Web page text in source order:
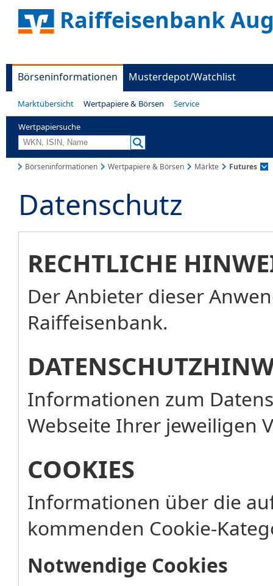
Raiffeisenbank
Börseninformationen Musterdepot/Watchlist
Marktübersicht Wertpapiere & Börsen Service
Wertpapiersuche
Börseninformationen Wertpapiere & Börsen Märkte Futures
Datenschutz
RECHTLICHE
Der Anbieter dieser
Raiffeisenbank.
Informationen zum
Webseite Ihrer jeweiligen
COOKIES
Informationen über die
kommenden Cookie-
Notwendige Cookies